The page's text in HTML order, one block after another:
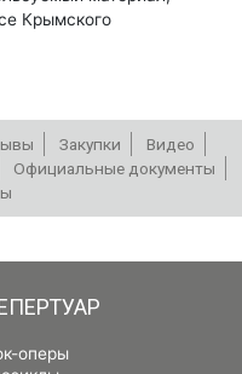
Крымского
Закупки
Видео
Официальные документы
оперы